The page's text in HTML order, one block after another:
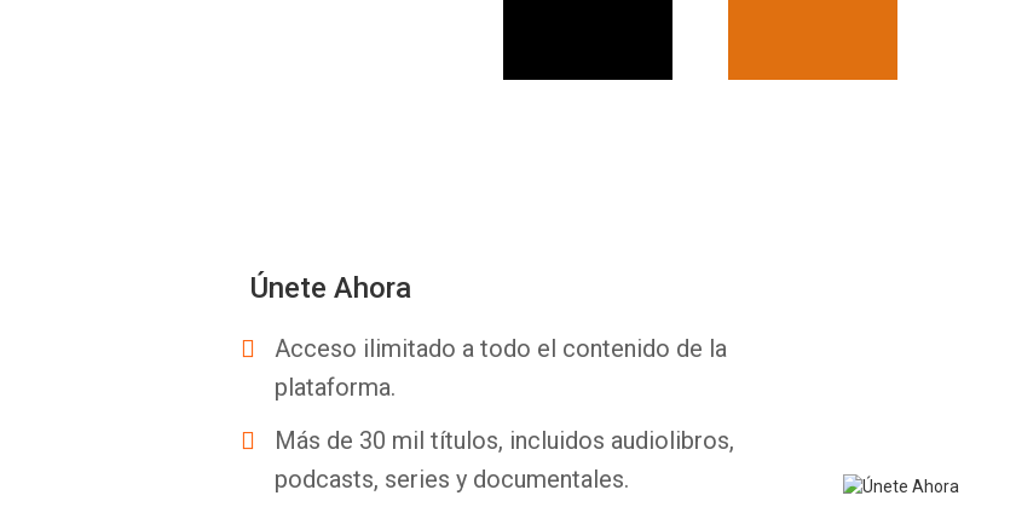
Únete Ahora
Acceso ilimitado a todo el contenido de la
plataforma.
Más de 30 mil títulos, incluidos audiolibros,
podcasts, series y documentales.